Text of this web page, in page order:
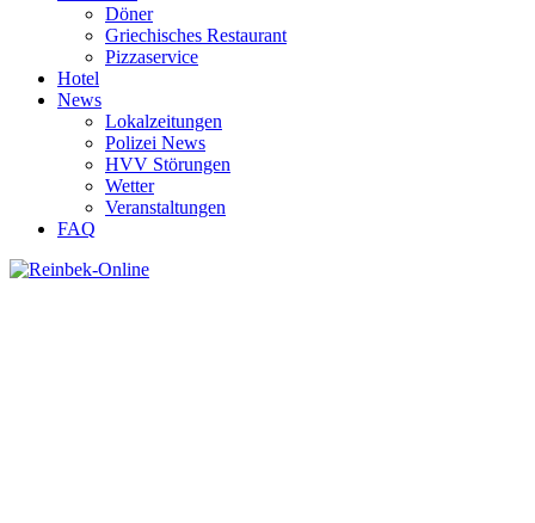
Döner
Griechisches Restaurant
Pizzaservice
Hotel
News
Lokalzeitungen
Polizei News
HVV Störungen
Wetter
Veranstaltungen
FAQ